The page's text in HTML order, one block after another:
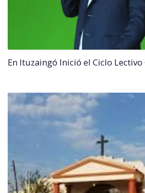
En Ituzaingó Inició el Ciclo Lectivo